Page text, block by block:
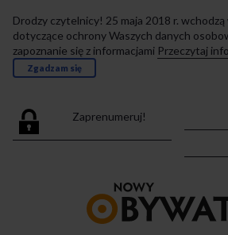
Drodzy czytelnicy! 25 maja 2018 r.
dotyczące ochrony Waszych danych
zapoznanie się z informacjami Przeczytaj
Zgadzam się
Zaprenumeruj!